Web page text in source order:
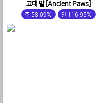
고대 발 [Ancient Paws]
주 58.09% 일 116.95%